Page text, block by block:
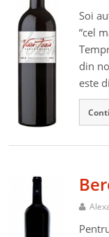
Soi
“cel
din
este